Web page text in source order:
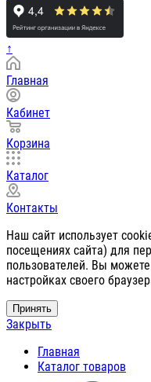
↑
Главная
Кабинет
Корзина
Каталог
Контакты
Наш сайт использует
посещениях сайта) для
пользователей. Вы
настройках своего
Принять
Закрыть
Главная
Каталог товаров